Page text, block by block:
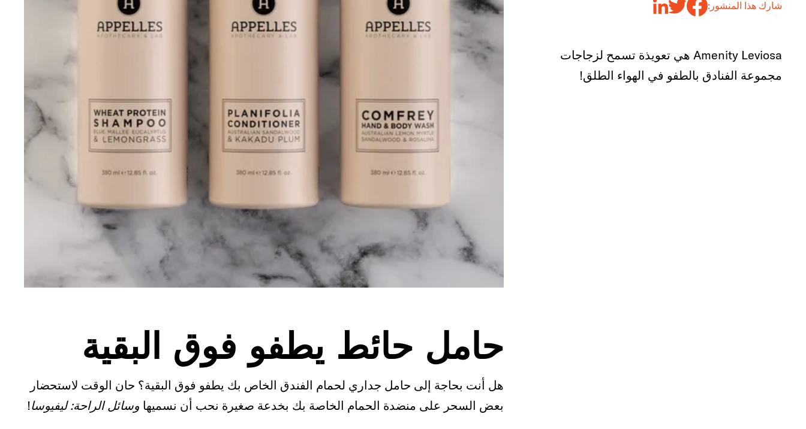
شارك هذا المنشور:
Amenity Leviosa هي تعويذة تسمح لزجاجات
مجموعة الفنادق بالطفو في الهواء الطلق!
حامل حائط يطفو فوق البقية
هل أنت بحاجة إلى حامل جداري لحمام الفندق الخاص بك يطفو فوق البقية؟ حان الوقت لاستحضار
بعض السحر على منضدة الحمام الخاصة بك بخدعة صغيرة نحب أن نسميها وسائل الراحة: ليفيوسا!